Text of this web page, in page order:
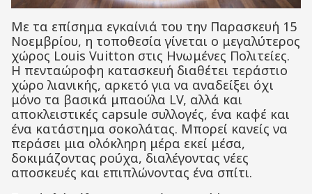
Με τα επίσημα εγκαίνιά του την Παρασκευή 15
Νοεμβρίου, η τοποθεσία γίνεται ο μεγαλύτερος
χώρος Louis Vuitton στις Ηνωμένες Πολιτείες.
Η πενταώροφη κατασκευή διαθέτει τεράστιο
χώρο λιανικής, αρκετό για να αναδείξει όχι
μόνο τα βασικά μπαούλα LV, αλλά και
αποκλειστικές capsule συλλογές, ένα καφέ και
ένα κατάστημα σοκολάτας. Μπορεί κανείς να
περάσει μια ολόκληρη μέρα εκεί μέσα,
δοκιμάζοντας ρούχα, διαλέγοντας νέες
αποσκευές και επιπλώνοντας ένα σπίτι.